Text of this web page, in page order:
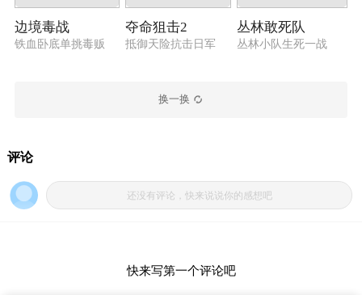
边境毒战
铁血卧底单挑毒贩
夺命狙击2
抵御天险抗击日军
丛林敢死队
丛林小队生死一战
换一换